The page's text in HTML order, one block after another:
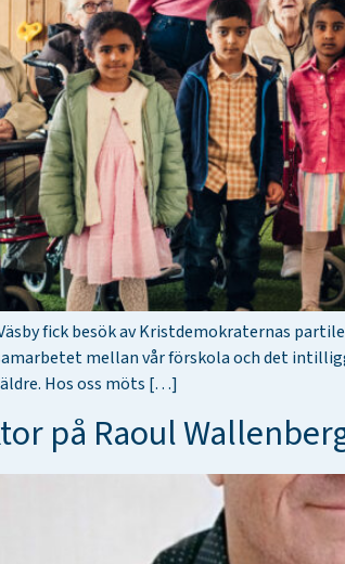
fick besök av Kristdemokraternas
mellan vår förskola och det
Hos oss möts […]
på Raoul